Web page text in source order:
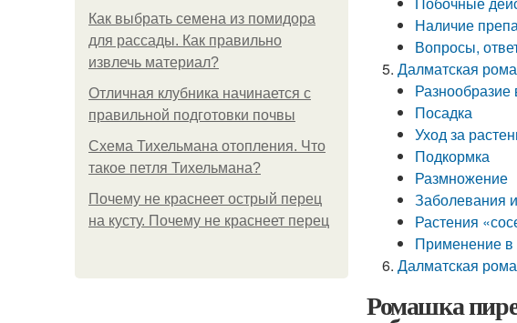
Как выбрать семена из помидора
для рассады. Как правильно
извлечь материал?
Отличная клубника начинается с
правильной подготовки почвы
Схема Тихельмана отопления. Что
такое петля Тихельмана?
Почему не краснеет острый перец
на кусту. Почему не краснеет перец
Наличие
Вопросы,
Далматская
Разнообразие
Посадка
Уход за
Подкормка
Размножение
Заболевания
Растения
Применение
Далматская
Ромашка